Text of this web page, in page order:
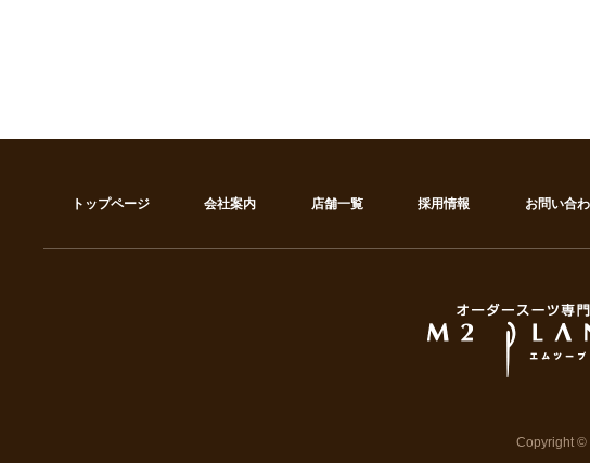
トップページ 会社案内 店舗一覧 採用情報 お問い合
Copyright ©